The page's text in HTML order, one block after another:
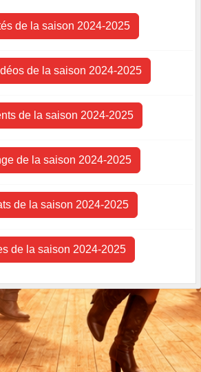
de la saison 2024-2025
de la saison 2024-2025
de la saison 2024-2025
de la saison 2024-2025
de la saison 2024-2025
de la saison 2024-2025